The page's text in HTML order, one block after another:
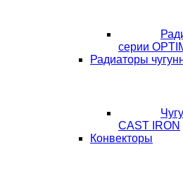
серии
Радиаторы
CAST IRON
Конвекторы